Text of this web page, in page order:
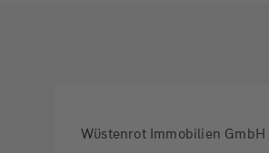
Wüstenrot Immobilien GmbH